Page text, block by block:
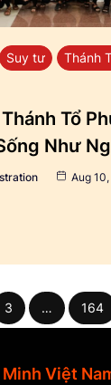
Suy tư
Thánh
Tổ
Như
Aug
3 … 164
Việt